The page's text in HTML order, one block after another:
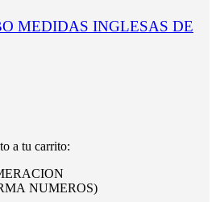
MEDIDAS INGLESAS DE
a tu carrito:
NUMEROS)